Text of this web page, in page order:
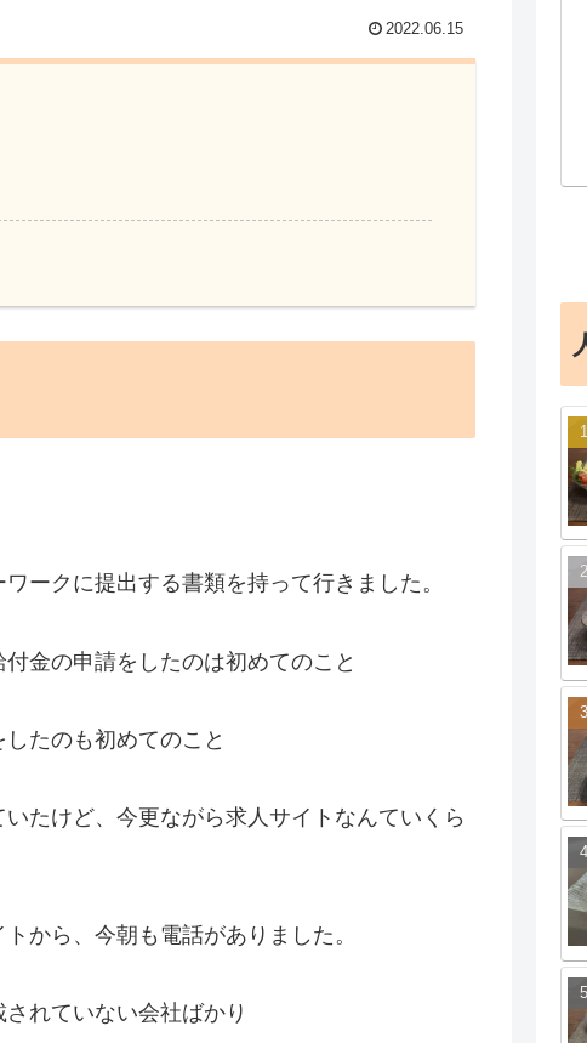
2022.06.15
ークに提出する書類を持って行きました。
金の申請をしたのは初めてのこと
たのも初めてのこと
たけど、今更ながら求人サイトなんていくら
から、今朝も電話がありました。
れていない会社ばかり